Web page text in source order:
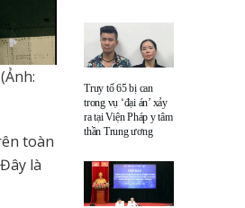
toàn
là
Truy tố 65 bị can
trong vụ ‘đại án’ xảy
ra tại Viện Pháp y tâm
thần Trung ương